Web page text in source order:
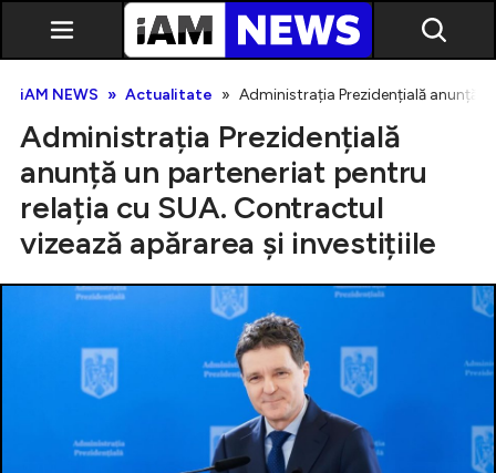
Exclusiv
iAM NEWS Actualitate Administrația Prezidențială anunță
Administrația Prezidențială
anunță un parteneriat pentru
relația cu SUA. Contractul
vizează apărarea și investițiile